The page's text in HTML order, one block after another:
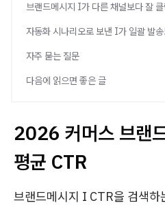
브랜드메시지 I가 다른 채널보다 잘
자동화 시나리오로 보낸 I가 일괄 발
자주 묻는 질문
다음에 읽으면 좋은 글
2026 커머스 브랜
평균 CTR
브랜드메시지 I CTR을 검색하